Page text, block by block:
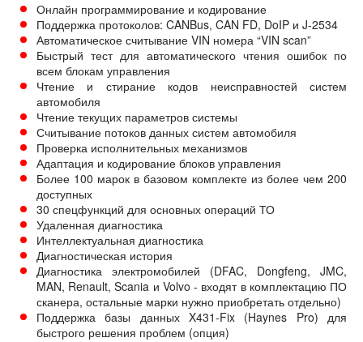
Онлайн программирование и кодирование
Поддержка протоколов: CANBus, CAN FD, DoIP и J-2534
Автоматическое считывание VIN номера “VIN scan”
Быстрый тест для автоматического чтения ошибок по
всем блокам управления
Чтение и стирание кодов неисправностей систем
автомобиля
Чтение текущих параметров системы
Считывание потоков данных систем автомобиля
Проверка исполнительных механизмов
Адаптация и кодирование блоков управления
Более 100 марок в базовом комплекте из более чем 200
доступных
30 спецфункций для основных операций ТО
Удаленная диагностика
Интеллектуальная диагностика
Диагностическая история
Диагностика электромобилей (DFAC, Dongfeng, JMC,
MAN, Renault, Scania и Volvo - входят в комплектацию ПО
сканера, остальные марки нужно приобретать отдельно)
Поддержка базы данных X431-Fix (Haynes Pro) для
быстрого решения проблем (опция)